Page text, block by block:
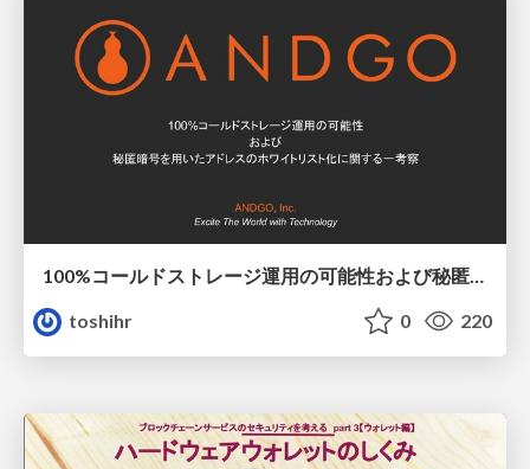
100%コールドストレージ運用の可能性および秘匿暗号を用いたアドレスのホワイトリスト化に関する一考察
toshihr
0 220